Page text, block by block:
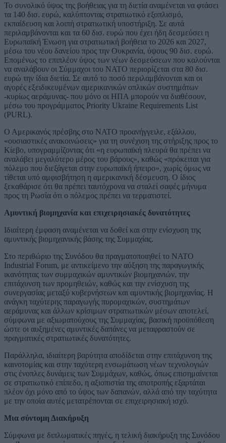
Το συνολικό ύψος της βοήθειας για τη διετία αναμένεται να φτάσει
τα 140 δισ. ευρώ, καλύπτοντας στρατιωτικό εξοπλισμό,
εκπαίδευση και λοιπή στρατιωτική υποστήριξη. Σε αυτά
περιλαμβάνονται και τα 60 δισ. ευρώ που έχει ήδη δεσμεύσει η
Ευρωπαϊκή Ένωση για στρατιωτική βοήθεια το 2026 και 2027,
μέσω του νέου δανείου προς την Ουκρανία, ύψους 90 δισ. ευρώ.
Επομένως το επιπλέον ύψος των νέων δεσμεύσεων που καλούνται
να αναλάβουν οι Σύμμαχοι του ΝΑΤΟ περιορίζεται στα 80 δισ.
ευρώ την ίδια διετία. Σε αυτό το ποσό περιλαμβάνονται και οι
αγορές εξειδικευμένων αμερικανικών οπλικών συστημάτων
-κυρίως αεράμυνας- που μόνο οι ΗΠΑ μπορούν να διαθέσουν,
μέσω του προγράμματος Priority Ukraine Requirements List
(PURL).
Ο Αμερικανός πρέσβης στο ΝΑΤΟ προανήγγειλε, εξάλλου,
«ουσιαστικές ανακοινώσεις» για τη συνέχιση της στήριξης προς το
Κίεβο, υπογραμμίζοντας ότι «η ευρωπαϊκή πλευρά θα πρέπει να
αναλάβει μεγαλύτερο μέρος του βάρους», καθώς «πρόκειται για
πόλεμο που διεξάγεται στην ευρωπαϊκή ήπειρο», χωρίς όμως να
τίθεται υπό αμφισβήτηση η αμερικανική δέσμευση. Ο ίδιος
ξεκαθάρισε ότι θα πρέπει ταυτόχρονα να σταλεί σαφές μήνυμα
προς τη Ρωσία ότι ο πόλεμος πρέπει να τερματιστεί.
Αμυντική βιομηχανία και επιχειρησιακές δυνατότητες
Ιδιαίτερη έμφαση αναμένεται να δοθεί και στην ενίσχυση της
αμυντικής βιομηχανικής βάσης της Συμμαχίας.
Στο περιθώριο της Συνόδου θα πραγματοποιηθεί το NATO
Industrial Forum, με αντικείμενο την αύξηση της παραγωγικής
ικανότητας των συμμαχικών αμυντικών βιομηχανιών, την
επιτάχυνση των προμηθειών, καθώς και την ενίσχυση της
συνεργασίας μεταξύ κυβερνήσεων και αμυντικής βιομηχανίας. Η
ανάγκη ταχύτερης παραγωγής πυρομαχικών, συστημάτων
αεράμυνας και άλλων κρίσιμων στρατιωτικών μέσων αποτελεί,
σύμφωνα με αξιωματούχους της Συμμαχίας, βασική προϋπόθεση
ώστε οι αυξημένες αμυντικές δαπάνες να μεταφραστούν σε
πραγματικές στρατιωτικές δυνατότητες.
Παράλληλα, ιδιαίτερη βαρύτητα αποδίδεται στην επιτάχυνση της
καινοτομίας και στην ταχύτερη ενσωμάτωση νέων τεχνολογιών
στις ένοπλες δυνάμεις των Συμμάχων, καθώς, όπως επισημαίνεται
σε στρατιωτικό επίπεδο, η αξιοπιστία της αποτροπής εξαρτάται
πλέον όχι μόνο από το ύψος των δαπανών, αλλά από την ταχύτητα
με την οποία αυτές μετατρέπονται σε επιχειρησιακή ισχύ.
Μια σύντομη Διακήρυξη
Σύμφωνα με διπλωματικές πηγές, η τελική διακήρυξη της Συνόδου